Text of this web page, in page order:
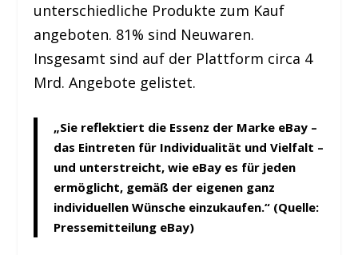
unterschiedliche Produkte zum Kauf
angeboten. 81% sind Neuwaren.
Insgesamt sind auf der Plattform circa 4
Mrd. Angebote gelistet.
„Sie reflektiert die Essenz der Marke eBay –
das Eintreten für Individualität und Vielfalt –
und unterstreicht, wie eBay es für jeden
ermöglicht, gemäß der eigenen ganz
individuellen Wünsche einzukaufen.“ (Quelle:
Pressemitteilung eBay)